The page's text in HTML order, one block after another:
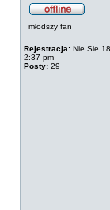
młodszy fan
Rejestracja: Nie Sie
2:37 pm
Posty: 29